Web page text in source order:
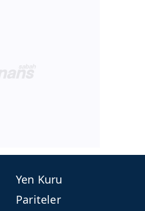
Yen Kuru
Pariteler